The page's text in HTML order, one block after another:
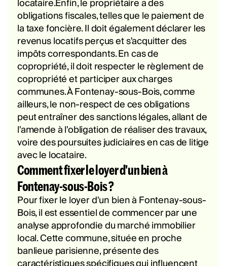
locataire.Enfin, le propriétaire a des
obligations fiscales, telles que le paiement de
la taxe foncière. Il doit également déclarer les
revenus locatifs perçus et s'acquitter des
impôts correspondants. En cas de
copropriété, il doit respecter le règlement de
copropriété et participer aux charges
communes. À Fontenay-sous-Bois, comme
ailleurs, le non-respect de ces obligations
peut entraîner des sanctions légales, allant de
l'amende à l'obligation de réaliser des travaux,
voire des poursuites judiciaires en cas de litige
avec le locataire.
Comment fixer le loyer d'un bien à
Fontenay-sous-Bois ?
Pour fixer le loyer d'un bien à Fontenay-sous-
Bois, il est essentiel de commencer par une
analyse approfondie du marché immobilier
local. Cette commune, située en proche
banlieue parisienne, présente des